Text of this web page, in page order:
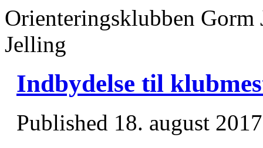
Orienteringsklubben
Jelling
Indbydelse til
Published 18. august 2017